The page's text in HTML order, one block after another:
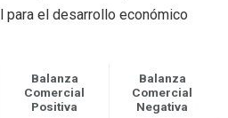
para el desarrollo económico
Balanza
Comercial
Positiva
Balanza
Comercial
Negativa